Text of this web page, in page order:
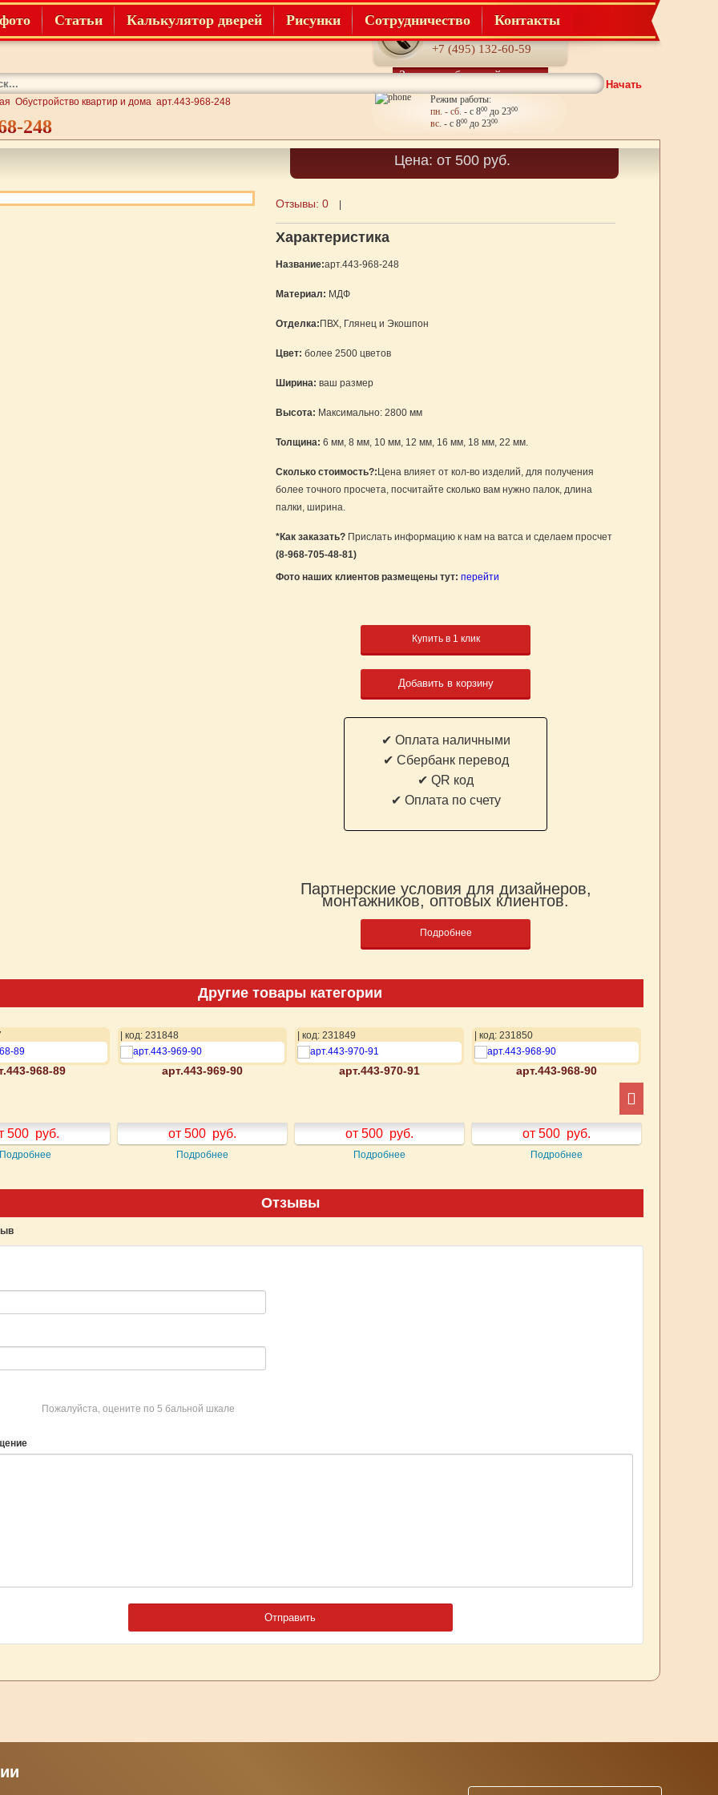
Телефон:
+7 (495) 132-60-59
Заказать обратный звонок
Режим работы:
пн. - сб. - с 800до 2300
вс. - с 800до 2300
Корзина
Статьи Калькулятор дверей Рисунки Сотрудничество Контакты
Начать
Обустройство квартир и дома арт.443-968-248
248
Цена: от 500 руб.
Отзывы:0
Характеристика
Название:арт.443-968-248
Материал: МДФ
Отделка: ПВХ, Глянец и Экошпон
Цвет: более 2500 цветов
Ширина: ваш размер
Высота: Максимально: 2800 мм
Толщина: 6 мм, 8 мм, 10 мм, 12 мм, 16 мм, 18 мм, 22 мм.
Сколько стоимость?: Цена влияет от кол-во изделий, для получения
более точного просчета, посчитайте сколько вам нужно палок, длина
палки, ширина.
*Как заказать? Прислать информацию к нам на ватса и сделаем просчет
(8-968-705-48-81)
Фото наших клиентов размещены тут: перейти
Купить в 1 клик
Добавить в корзину
✔ Оплата наличными
✔ Cбербанк перевод
✔ QR код
✔ Оплата по счету
Партнерские условия для дизайнеров,
монтажников, оптовых клиентов.
Подробнее
Другие товары категории
968-89
500 руб.
Подробнее
| код: 231848
арт.443-969-90
от 500 руб.
Подробнее
| код: 231849
арт.443-970-91
от 500 руб.
Подробнее
| код: 231850
арт.443-968-90
от 500 руб.
Подробнее
Отзывы
Пожалуйста, оцените по 5 бальной шкале